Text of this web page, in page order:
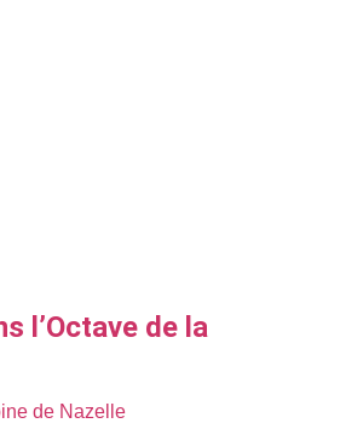
l’Octave de la
de Nazelle